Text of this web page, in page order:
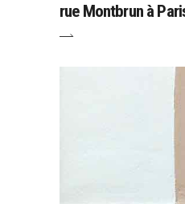
rue Montbrun à